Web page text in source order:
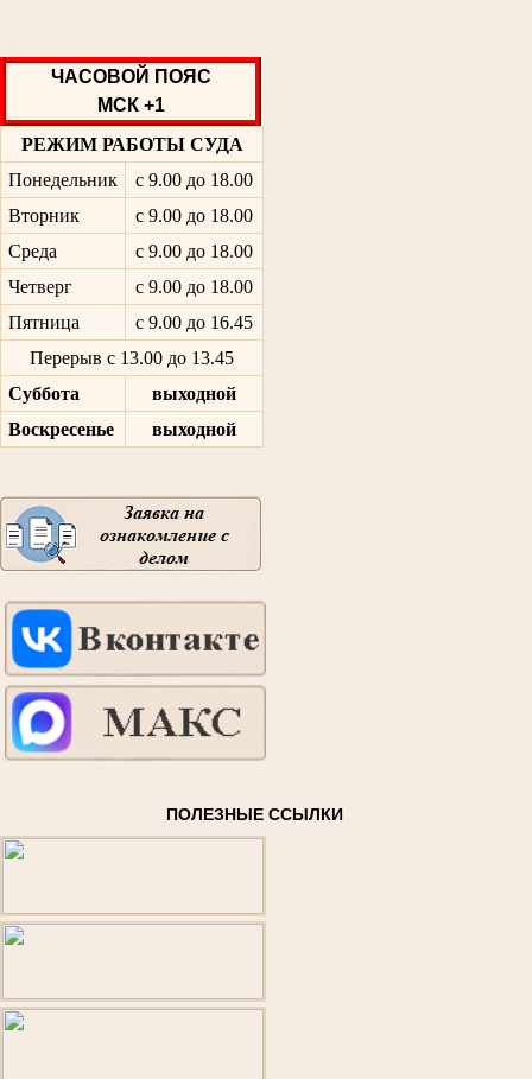
ЧАСОВОЙ ПОЯС
МСК +1
РЕЖИМ РАБОТЫ СУДА
Понедельник
с 9.00 до 18.00
Вторник
с 9.00 до 18.00
Среда
с 9.00 до 18.00
Четверг
с 9.00 до 18.00
Пятница
с 9.00 до 16.45
Перерыв с 13.00 до 13.45
Суббота
выходной
Воскресенье
выходной
ПОЛЕЗНЫЕ ССЫЛКИ